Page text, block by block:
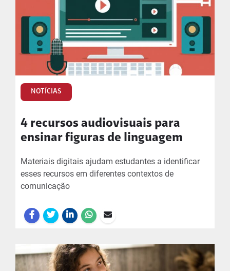
NOTÍCIAS
4 recursos audiovisuais para
ensinar figuras de linguagem
Materiais digitais ajudam estudantes a identificar
esses recursos em diferentes contextos de
comunicação